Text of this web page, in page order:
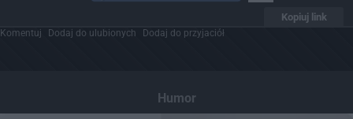
Kopiuj link
Komentuj Dodaj do ulubionych Dodaj do przyjaciół
Humor